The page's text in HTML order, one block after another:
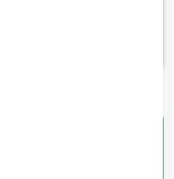
واحدة من أبرز الشركات المصرية في